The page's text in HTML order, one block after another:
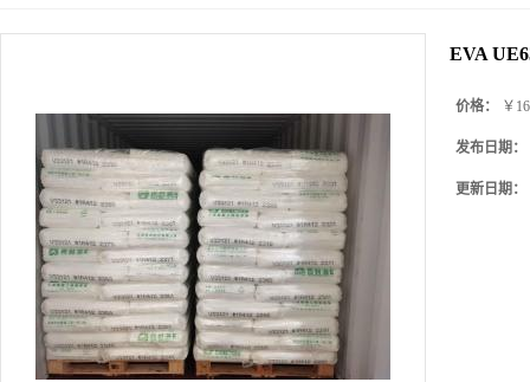
EVA
价格： ￥
发布日期：
更新日期：